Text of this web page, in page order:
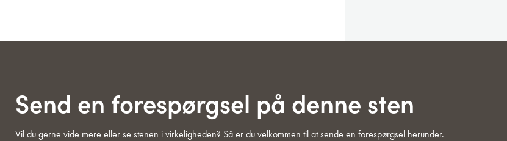
Send en forespørgsel på denne sten
Vil du gerne vide mere eller se stenen i virkeligheden? Så er du velkommen til at sende en forespørgsel herunder.